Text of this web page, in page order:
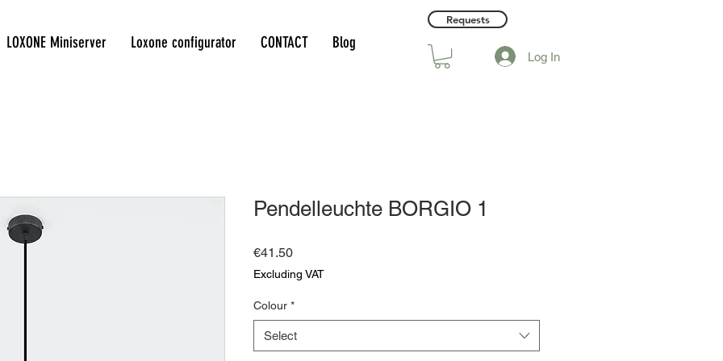
LOXONE Miniserver Loxone configurator CONTACT Blog
Requests
Log In
Pendelleuchte BORGIO 1
€41.50Price
Excluding VAT
Colour *
Select